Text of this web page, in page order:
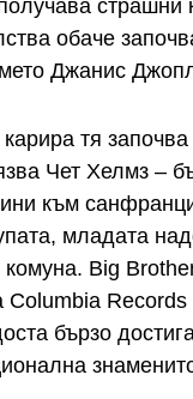
обаче
Джанис
тя
Чет Хелмз –
към
младата
комуна. Big
Columbia
бързо